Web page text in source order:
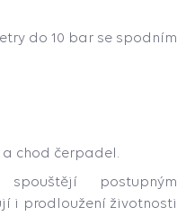
do 10 bar se spodním
chod čerpadel.
postupným
i ​​prodloužení životnosti